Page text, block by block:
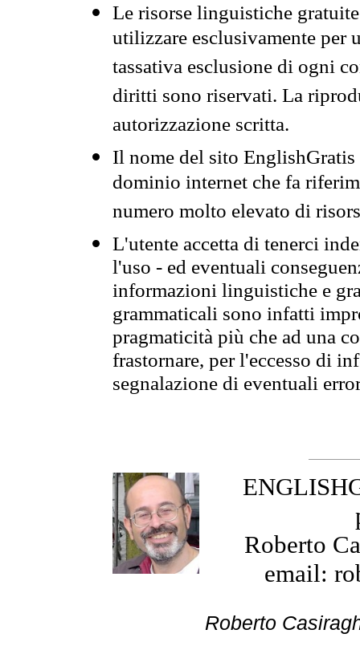
Le risorse linguistiche
utilizzare esclusivamente per
tassativa esclusione di ogni
diritti sono riservati. La
autorizzazione scritta.
Il nome del sito
dominio internet che fa
numero molto elevato di
L'utente accetta di tenerci
l'uso - ed eventuali
informazioni linguistiche e
grammaticali sono infatti
pragmaticità più che ad una
frastornare, per l'eccesso di
segnalazione di eventuali
Roberto
email:
Roberto